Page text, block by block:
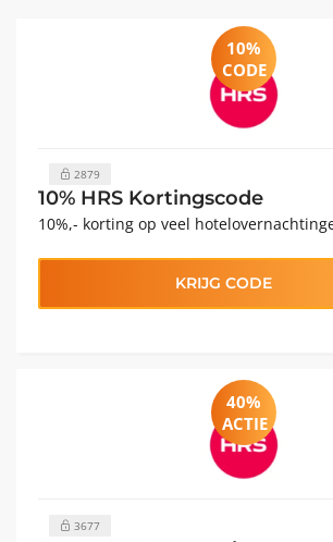
10%
CODE
2879
10% HRS Kortingscode
10%,- korting op veel
KRIJG CODE
40%
ACTIE
3677